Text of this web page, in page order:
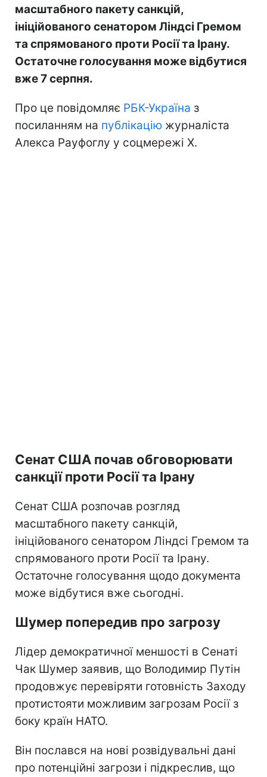
масштабного пакету санкцій,
ініційованого сенатором Ліндсі Гремом
та спрямованого проти Росії та Ірану.
Остаточне голосування може відбутися
вже 7 серпня.
Про це повідомляє РБК-Україна з
посиланням на публікацію журналіста
Алекса Рауфоглу у соцмережі X.
Сенат США почав обговорювати
санкції проти Росії та Ірану
Сенат США розпочав розгляд
масштабного пакету санкцій,
ініційованого сенатором Ліндсі Гремом та
спрямованого проти Росії та Ірану.
Остаточне голосування щодо документа
може відбутися вже сьогодні.
Шумер попередив про загрозу
Лідер демократичної меншості в Сенаті
Чак Шумер заявив, що Володимир Путін
продовжує перевіряти готовність Заходу
протистояти можливим загрозам Росії з
боку країн НАТО.
Він послався на нові розвідувальні дані
про потенційні загрози і підкреслив, що